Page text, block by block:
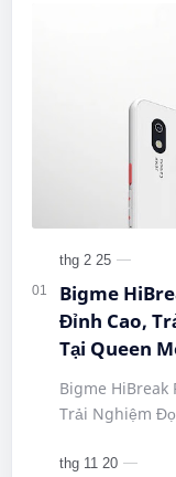
Bigme
Đỉnh Cao,
Tại Queen
#EInkPhone
Bigme HiBreak
Trải Nghiệm
#Hi…